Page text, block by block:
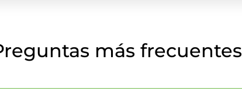
más frecuentes